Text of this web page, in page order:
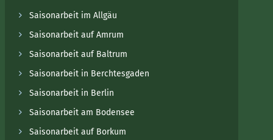
Saisonarbeit im Allgäu
Saisonarbeit auf Amrum
Saisonarbeit auf Baltrum
Saisonarbeit in Berchtesgaden
Saisonarbeit in Berlin
Saisonarbeit am Bodensee
Saisonarbeit auf Borkum